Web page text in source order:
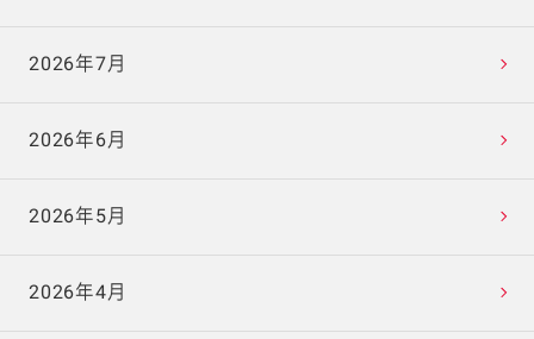
2026年7月
2026年6月
2026年5月
2026年4月